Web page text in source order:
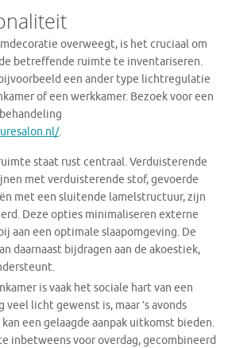
overweegt, is het cruciaal om
betreffende ruimte te inventariseren.
een ander type lichtregulatie
of een werkkamer. Bezoek voor een
.
staat rust centraal. Verduisterende
met verduisterende stof, gevoerde
met een sluitende lamelstructuur, zijn
Deze opties minimaliseren externe
aan een optimale slaapomgeving. De
daarnaast bijdragen aan de akoestiek,
is vaak het sociale hart van een
veel licht gewenst is, maar ’s avonds
een gelaagde aanpak uitkomst bieden.
inbetweens voor overdag, gecombineerd